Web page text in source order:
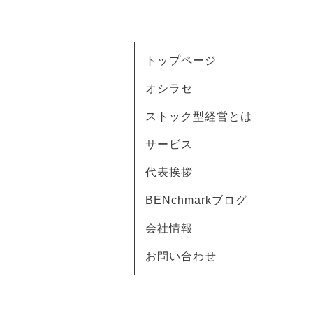
トップページ
オシラセ
ストック型経営とは
サービス
代表挨拶
BENchmarkブログ
会社情報
お問い合わせ